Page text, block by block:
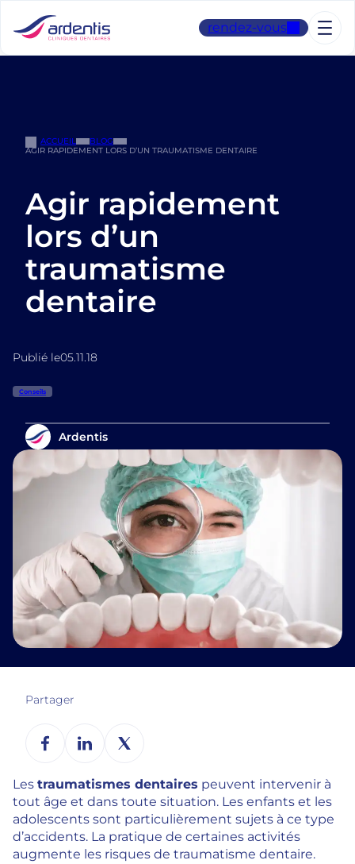
contenu
rendez-vous
ACCUEIL
BLOG
AGIR RAPIDEMENT LORS D’UN TRAUMATISME DENTAIRE
Agir rapidement
lors d’un
traumatisme
dentaire
Publié le05.11.18
Conseils
Ardentis
Partager
Les traumatismes dentaires peuvent intervenir à
tout âge et dans toute situation. Les enfants et les
adolescents sont particulièrement sujets à ce type
d’accidents. La pratique de certaines activités
augmente les risques de traumatisme dentaire.